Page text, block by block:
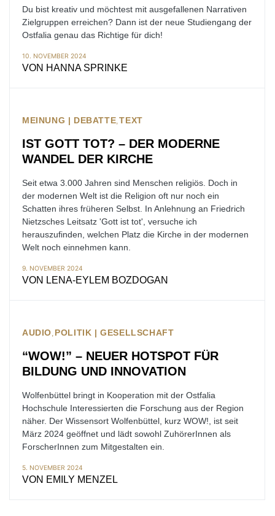
Du bist kreativ und möchtest mit ausgefallenen Narrativen
Zielgruppen erreichen? Dann ist der neue Studiengang der
Ostfalia genau das Richtige für dich!
10. NOVEMBER 2024
VON HANNA SPRINKE
MEINUNG | DEBATTE TEXT
IST GOTT TOT? – DER MODERNE
WANDEL DER KIRCHE
Seit etwa 3.000 Jahren sind Menschen religiös. Doch in
der modernen Welt ist die Religion oft nur noch ein
Schatten ihres früheren Selbst. In Anlehnung an Friedrich
Nietzsches Leitsatz 'Gott ist tot', versuche ich
herauszufinden, welchen Platz die Kirche in der modernen
Welt noch einnehmen kann.
9. NOVEMBER 2024
VON LENA-EYLEM BOZDOGAN
AUDIO POLITIK | GESELLSCHAFT
“WOW!” – NEUER HOTSPOT FÜR
BILDUNG UND INNOVATION
Wolfenbüttel bringt in Kooperation mit der Ostfalia
Hochschule Interessierten die Forschung aus der Region
näher. Der Wissensort Wolfenbüttel, kurz WOW!, ist seit
März 2024 geöffnet und lädt sowohl ZuhörerInnen als
ForscherInnen zum Mitgestalten ein.
5. NOVEMBER 2024
VON EMILY MENZEL